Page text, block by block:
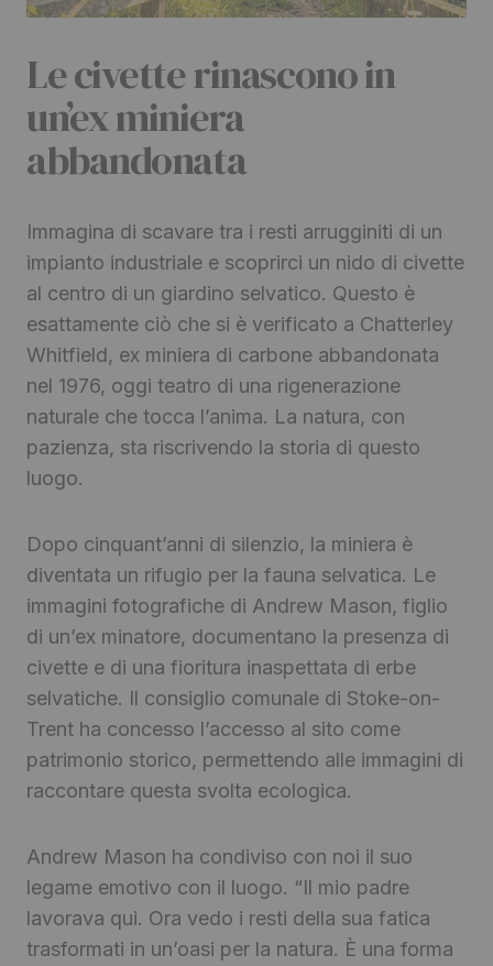
Le civette rinascono in
un’ex miniera
abbandonata
Immagina di scavare tra i resti arrugginiti di un
impianto industriale e scoprirci un nido di civette
al centro di un giardino selvatico. Questo è
esattamente ciò che si è verificato a Chatterley
Whitfield, ex miniera di carbone abbandonata
nel 1976, oggi teatro di una rigenerazione
naturale che tocca l’anima. La natura, con
pazienza, sta riscrivendo la storia di questo
luogo.
Dopo cinquant’anni di silenzio, la miniera è
diventata un rifugio per la fauna selvatica. Le
immagini fotografiche di Andrew Mason, figlio
di un’ex minatore, documentano la presenza di
civette e di una fioritura inaspettata di erbe
selvatiche. Il consiglio comunale di Stoke-on-
Trent ha concesso l’accesso al sito come
patrimonio storico, permettendo alle immagini di
raccontare questa svolta ecologica.
Andrew Mason ha condiviso con noi il suo
legame emotivo con il luogo. “Il mio padre
lavorava qui. Ora vedo i resti della sua fatica
trasformati in un’oasi per la natura. È una forma